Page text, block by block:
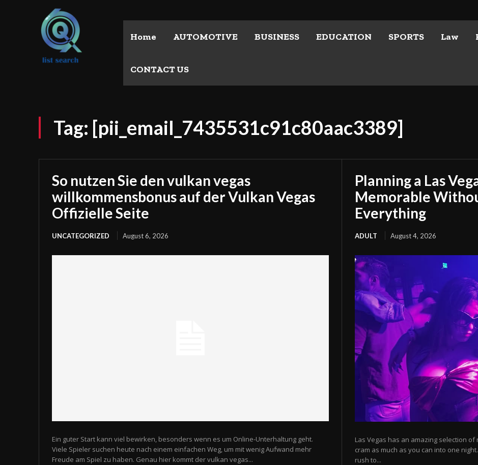
Home AUTOMOTIVE BUSINESS EDUCATION SPORTS Law
CONTACT US
Tag: [pii_email_7435531c91c80aac3389]
So nutzen Sie den vulkan vegas
willkommensbonus auf der Vulkan Vegas
Offizielle Seite
UNCATEGORIZED August 6, 2026
Ein guter Start kann viel bewirken, besonders wenn es um Online-Unterhaltung geht.
Viele Spieler suchen heute nach einem einfachen Weg, um mit wenig Aufwand mehr
Freude am Spiel zu haben. Genau hier kommt der vulkan vegas...
Planning a Las
Memorable
Everything
ADULT August 4, 2026
Las Vegas has an amazing selection
cram as much as you can into one
rush to...